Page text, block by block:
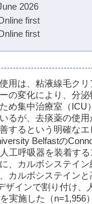
2026
first
first
用は、粘液線毛ク
の変化により、分泌
め集中治療室（ICU
るが、去痰薬の使
するという明確なエ
Belfastの
工呼吸器を装着す
、カルボシステイ
カルボシステインと
ザインで割り付け、
実施した（n=1,956）